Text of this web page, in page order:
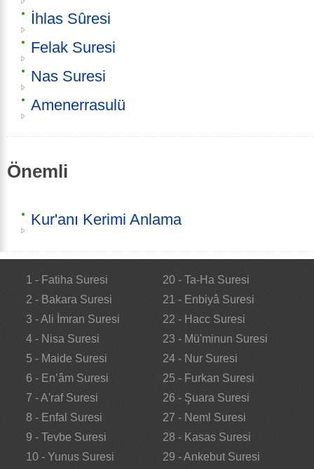
İhlas Sûresi
Felak Suresi
Nas Suresi
Amenerrasulü
Önemli
Kur'anı Kerimi Anlama
1 - Fatiha Suresi
2 - Bakara Suresi
3 - Ali İmran Suresi
4 - Nisa Suresi
5 - Maide Suresi
6 - En’âm Suresi
7 - A'raf Suresi
8 - Enfal Suresi
9 - Tevbe Suresi
10 - Yunus Suresi
20 - Ta-Ha Suresi
21 - Enbiyâ Suresi
22 - Hacc Suresi
23 - Mü'minun Suresi
24 - Nur Suresi
25 - Furkan Suresi
26 - Şuara Suresi
27 - Neml Suresi
28 - Kasas Suresi
29 - Ankebut Suresi